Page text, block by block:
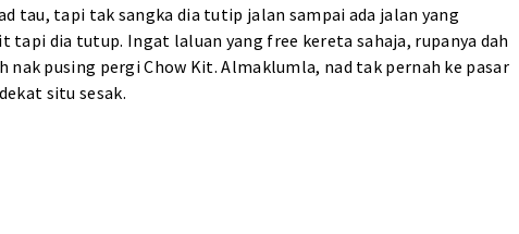
tau, tapi tak sangka dia tutip jalan sampai ada jalan yang
tapi dia tutup. Ingat laluan yang free kereta sahaja, rupanya dah
pusing pergi Chow Kit. Almaklumla, nad tak pernah ke pasar
situ sesak.